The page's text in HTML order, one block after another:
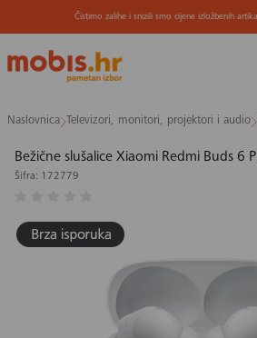
na
Čistimo zalihe i snizili smo cijene izložbenih
Naslovnica Televizori, monitori, projektori i audio
Bežične slušalice Xiaomi Redmi Buds 6
Šifra: 172779